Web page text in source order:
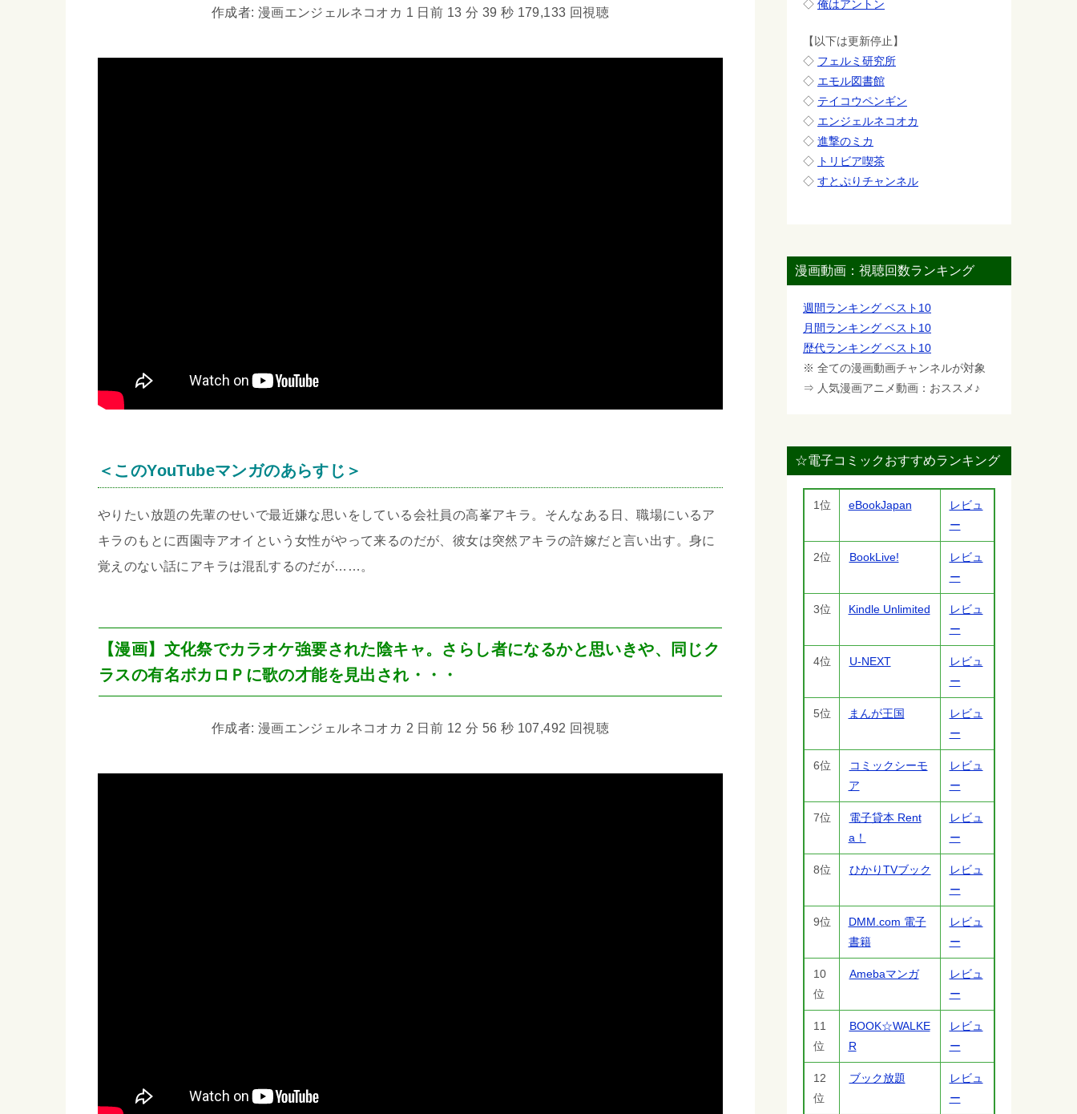
作成者: 漫画エンジェルネコオカ 1 日前 13 分 39 秒 179,133 回視聴
＜このYouTubeマンガのあらすじ＞
やりたい放題の先輩のせいで最近嫌な思いをしている会社員の高峯アキラ。そんなある日、職場にいるア
キラのもとに西園寺アオイという女性がやって来るのだが、彼女は突然アキラの許嫁だと言い出す。身に
覚えのない話にアキラは混乱するのだが……。
【漫画】文化祭でカラオケ強要された陰キャ。さらし者になるかと思いきや、同じク
ラスの有名ボカロＰに歌の才能を見出され・・・
作成者: 漫画エンジェルネコオカ 2 日前 12 分 56 秒 107,492 回視聴
◇ 俺はアントン
【以下は更新停止】
◇ フェルミ研究所
◇ エモル図書館
◇ テイコウペンギン
◇ エンジェルネコオカ
◇ 進撃のミカ
◇ トリビア喫茶
◇ すとぷりチャンネル
漫画動画：視聴回数ランキング
週間ランキング ベスト10
月間ランキング ベスト10
歴代ランキング ベスト10
※ 全ての漫画動画チャンネルが対象
⇒ 人気漫画アニメ動画：おススメ♪
☆電子コミックおすすめランキング
1位 eBookJapan
レビュ
ー
2位 BookLive!
レビュ
ー
3位 Kindle Unlimited
レビュ
ー
4位 U-NEXT
レビュ
ー
5位 まんが王国
レビュ
ー
6位
コミックシーモ
ア
レビュ
ー
7位
電子貸本 Rent
a！
レビュ
ー
8位 ひかりTVブック
レビュ
ー
9位
DMM.com 電子
書籍
レビュ
ー
10
位
Amebaマンガ
レビュ
ー
11
位
BOOK☆WALKE
R
レビュ
ー
12
位
ブック放題
レビュ
ー